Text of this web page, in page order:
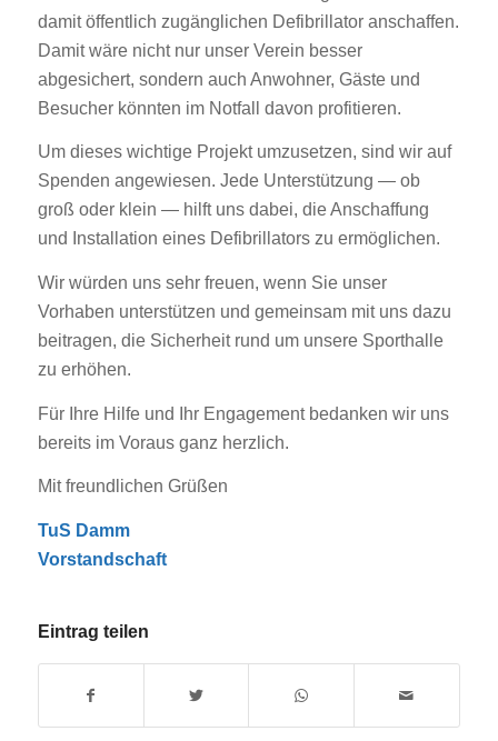
damit öffentlich zugänglichen Defibrillator anschaffen.
Damit wäre nicht nur unser Verein besser
abgesichert, sondern auch Anwohner, Gäste und
Besucher könnten im Notfall davon profitieren.
Um dieses wichtige Projekt umzusetzen, sind wir auf
Spenden angewiesen. Jede Unterstützung — ob
groß oder klein — hilft uns dabei, die Anschaffung
und Installation eines Defibrillators zu ermöglichen.
Wir würden uns sehr freuen, wenn Sie unser
Vorhaben unterstützen und gemeinsam mit uns dazu
beitragen, die Sicherheit rund um unsere Sporthalle
zu erhöhen.
Für Ihre Hilfe und Ihr Engagement bedanken wir uns
bereits im Voraus ganz herzlich.
Mit freundlichen Grüßen
TuS Damm
Vorstandschaft
Eintrag teilen